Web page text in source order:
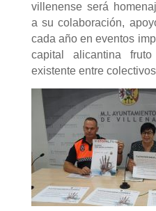
villenense será
a su colaboración,
cada año en eventos
capital alicantina
existente entre